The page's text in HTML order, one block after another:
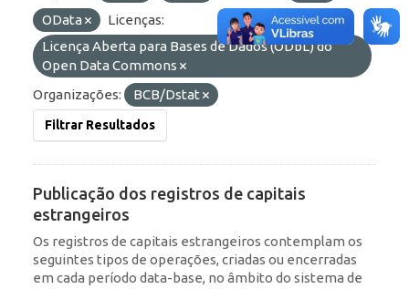
OData
Licenças:
Licença Aberta para Bases de Dados (ODbL) do
Open Data Commons
Organizações:
BCB/Dstat
Filtrar Resultados
Publicação dos registros de capitais
estrangeiros
Os registros de capitais estrangeiros contemplam os
seguintes tipos de operações, criadas ou encerradas
em cada período data-base, no âmbito do sistema de